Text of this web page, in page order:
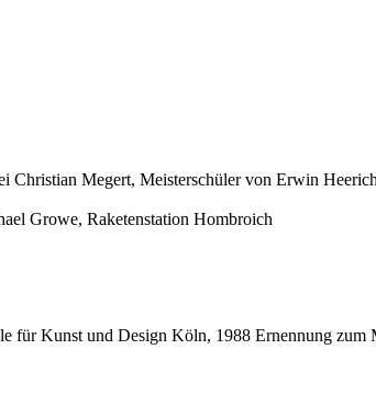
Christian Megert, Meisterschüler von Erwin Heerich
Growe, Raketenstation Hombroich
für Kunst und Design Köln, 1988 Ernennung